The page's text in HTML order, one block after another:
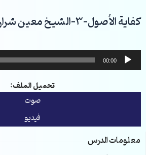
إلى
المحتوى
كفاية الأصول-3-الشيخ معين شرارة
مشغل
الصوت
00:00
تحميل الملف:
صوت
فيديو
معلومات الدرس